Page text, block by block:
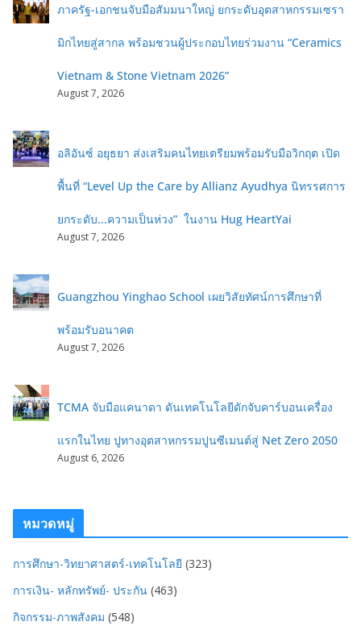
ภาครัฐ-เอกชนจับมือสัมมนาใหญ่ ยกระดับอุตสาหกรรมเซรา
มิกไทยสู่สากล พร้อมชวนผู้ประกอบไทยร่วมงาน “Ceramics
Vietnam & Stone Vietnam 2026”
August 7, 2026
อลิอันซ์ อยุธยา ส่งเสริมคนไทยเตรียมพร้อมรับมือวิกฤต เปิด
พื้นที่ “Level Up the Care by Allianz Ayudhya นิทรรศการ
ยกระดับ...ความเป็นห่วง” ในงาน Hug HeartYai
August 7, 2026
Guangzhou Yinghao School เผยวิสัยทัศน์การศึกษาที่
พร้อมรับอนาคต
August 7, 2026
TCMA จับมือแคนาดา ดันเทคโนโลยีดักจับคาร์บอนเครื่อง
แรกในไทย ปูทางอุตสาหกรรมปูนซีเมนต์สู่ Net Zero 2050
August 6, 2026
หมวดหมู่
การศึกษา-วิทยาศาสตร์-เทคโนโลยี (323)
การเงิน- หลักทรัพย์- ประกัน (463)
กิจกรรม-ภาพสังคม (548)